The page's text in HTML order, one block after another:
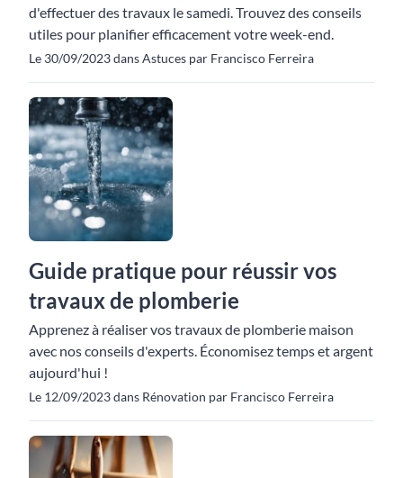
d'effectuer des travaux le samedi. Trouvez des conseils
utiles pour planifier efficacement votre week-end.
Le 30/09/2023 dans Astuces par Francisco Ferreira
Guide pratique pour réussir vos
travaux de plomberie
Apprenez à réaliser vos travaux de plomberie maison
avec nos conseils d'experts. Économisez temps et argent
aujourd'hui !
Le 12/09/2023 dans Rénovation par Francisco Ferreira